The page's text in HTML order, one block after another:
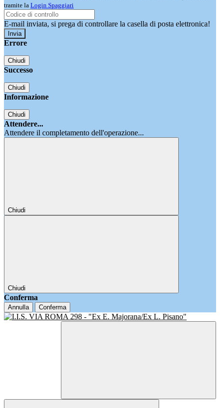
tramite la Login Spaggiari
E-mail inviata, si prega di controllare la casella di posta elettronica!
Errore
Chiudi
Successo
Chiudi
Informazione
Chiudi
Attendere...
Attendere il completamento dell'operazione...
Chiudi
Chiudi
Conferma
Annulla Conferma